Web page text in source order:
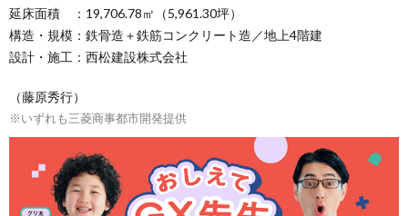
延床面積 ：19,706.78㎡（5,961.30坪）
構造・規模：鉄骨造＋鉄筋コンクリート造／地上4階建
設計・施工：西松建設株式会社
（藤原秀行）
※いずれも三菱商事都市開発提供